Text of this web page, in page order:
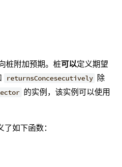
桩附加预期。桩可以定义期望
returnsConcesecutively 除
的实例，该实例可以使用
了如下函数：